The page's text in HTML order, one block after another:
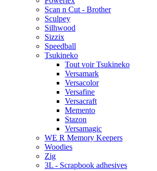
Scan n Cut - Brother
Sculpey
Silhwood
Sizzix
Speedball
Tsukineko
Tout voir Tsukineko
Versamark
Versacolor
Versafine
Versacraft
Memento
Stazon
Versamagic
WE R Memory Keepers
Woodies
Zig
3L - Scrapbook adhesives